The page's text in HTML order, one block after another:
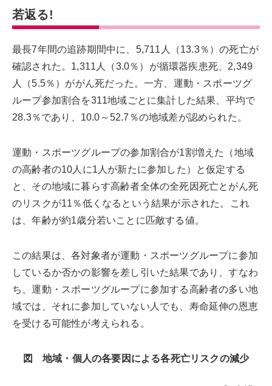
若返る!
最長7年間の追跡期間中に、5,711人（13.3％）の死亡が
確認された。1,311人（3.0％）が循環器疾患死、2,349
人（5.5％）ががん死だった。一方、運動・スポーツグ
ループ参加割合を311地域ごとに集計した結果、平均で
28.3％であり、10.0～52.7％の地域差が認められた。
運動・スポーツグループの参加割合が1割増えた（地域
の高齢者の10人に1人が新たに参加した）と仮定する
と、その地域に暮らす高齢者全体の全死因死亡とがん死
のリスクが11％低くなるという結果が示された。これ
は、年齢が約1歳分若いことに匹敵する値。
この結果は、各対象者が運動・スポーツグループに参加
しているか否かの影響を差し引いた結果であり、すなわ
ち、運動・スポーツグループに参加する高齢者の多い地
域では、それに参加していない人でも、寿命延伸の恩恵
を受ける可能性が考えられる。
図 地域・個人の各要因による各死亡リスクの減少